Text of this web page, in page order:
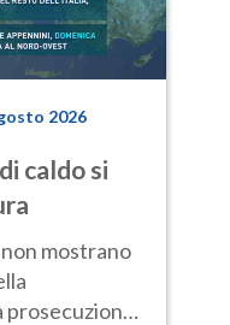
2026
caldo si
mostrano
prosecuzione